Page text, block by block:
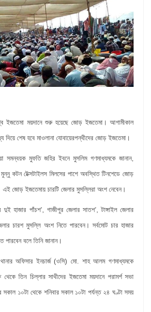
ইজতেমা ময়দানে শুরু হয়েছে জোড় ইজতেমা। আগামীকাল
দিয়ে শেষ হবে মাওলানা যোবায়েরপন্থীদের জোড় ইজতেমা।
সমন্বয়ক মুফতি জহির ইবনে মুসলিম গণমাধ্যমকে জানান,
কটন টেক্সটাইলস মিলসের পাশে অবস্থিত টিনশেডে জোড়
এই জোড় ইজতেমায় চারটি জেলার মুসল্লিরা অংশ নেবেন।
হাজার পাঁচশ’, গাজীপুর জেলার সাতশ’, টাঙ্গাইল জেলার
চারশ মুসল্লি অংশ নিতে পারবেন। সর্বমোট চার হাজার
বলে তিনি জানান।
থানার অফিসার ইনচার্জ (ওসি) মো. শাহ আলম গণমাধ্যমকে
তিন চিল্লার সাথীদের ইজতেমা ময়দানে পরামর্শ সভা
সকাল ১০টা থেকে শনিবার সকাল ১০টা পর্যন্ত ২৪ ঘণ্টা সময়